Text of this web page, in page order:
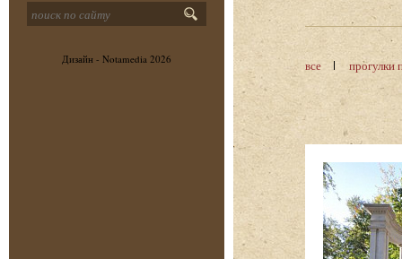
Дизайн - Notamedia 2026 все прогулки